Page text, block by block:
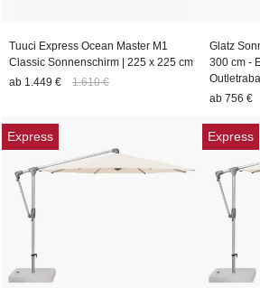
Tuuci Express Ocean Master M1
Classic Sonnenschirm | 225 x 225 cm
ab 1.449 € 1.610 €
Glatz
300 cm -
ab 756 €
Express Express